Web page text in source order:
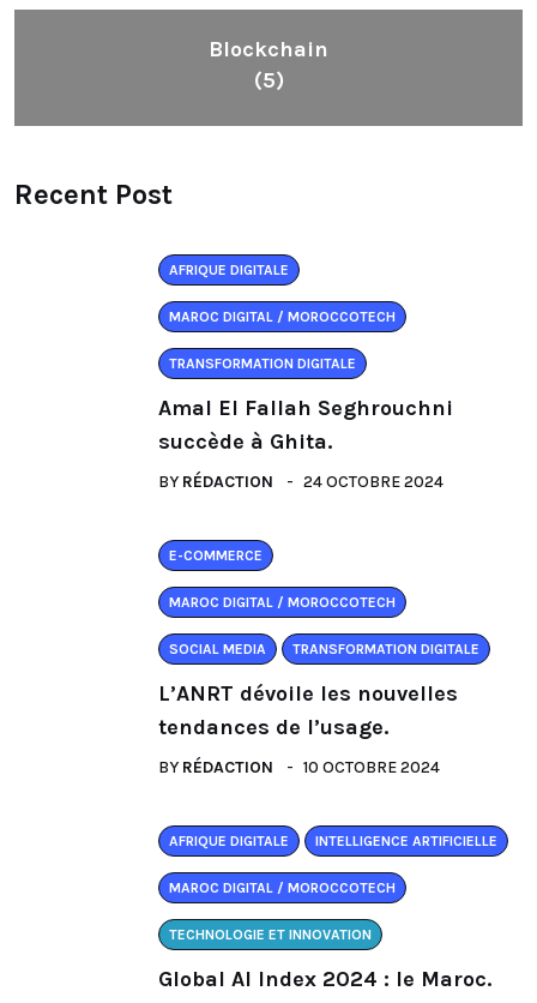
Blockchain
(5)
Recent Post
AFRIQUE DIGITALE
MAROC DIGITAL / MOROCCOTECH
TRANSFORMATION DIGITALE
Amal El Fallah Seghrouchni
succède à Ghita.
BY RÉDACTION 24 OCTOBRE 2024
E-COMMERCE
MAROC DIGITAL / MOROCCOTECH
SOCIAL MEDIA TRANSFORMATION DIGITALE
L’ANRT dévoile les nouvelles
tendances de l’usage.
BY RÉDACTION 10 OCTOBRE 2024
AFRIQUE DIGITALE INTELLIGENCE ARTIFICIELLE
MAROC DIGITAL / MOROCCOTECH
TECHNOLOGIE ET INNOVATION
Global AI Index 2024 : le Maroc.